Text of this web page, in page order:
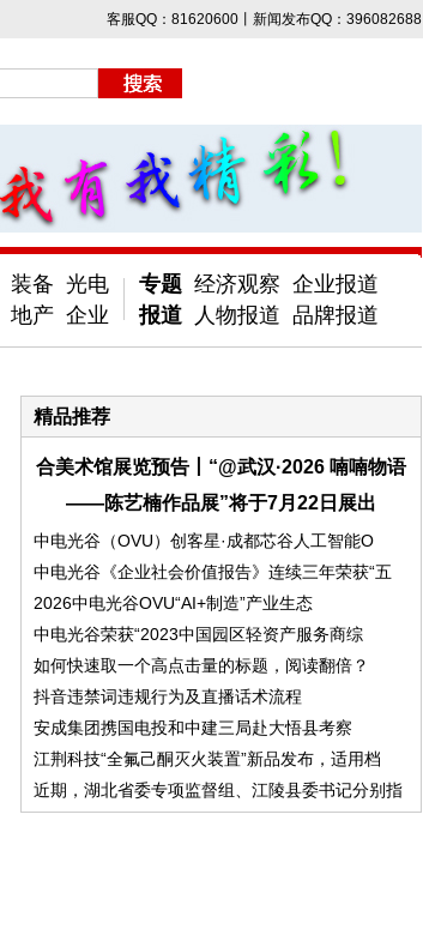
客服QQ：81620600丨新闻发布QQ：396082688
装备 光电
地产 企业
专题
报道
经济观察 企业报道
人物报道 品牌报道
精品推荐
合美术馆展览预告丨“@武汉·2026 喃喃物语
——陈艺楠作品展”将于7月22日展出
中电光谷（OVU）创客星·成都芯谷人工智能O
中电光谷《企业社会价值报告》连续三年荣获“五
2026中电光谷OVU“AI+制造”产业生态
中电光谷荣获“2023中国园区轻资产服务商综
如何快速取一个高点击量的标题，阅读翻倍？
抖音违禁词违规行为及直播话术流程
安成集团携国电投和中建三局赴大悟县考察
江荆科技“全氟己酮灭火装置”新品发布，适用档
近期，湖北省委专项监督组、江陵县委书记分别指